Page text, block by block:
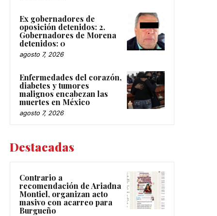
Ex gobernadores de
oposición detenidos: 2.
Gobernadores de Morena
detenidos: 0
agosto 7, 2026
Enfermedades del corazón,
diabetes y tumores
malignos encabezan las
muertes en México
agosto 7, 2026
Destacadas
Contrario a
recomendación de Ariadna
Montiel, organizan acto
masivo con acarreo para
Burgueño